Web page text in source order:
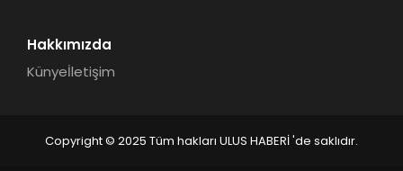
Hakkımızda
Künyeİletişim
Copyright © 2025 Tüm hakları ULUS HABERİ 'de saklıdır.